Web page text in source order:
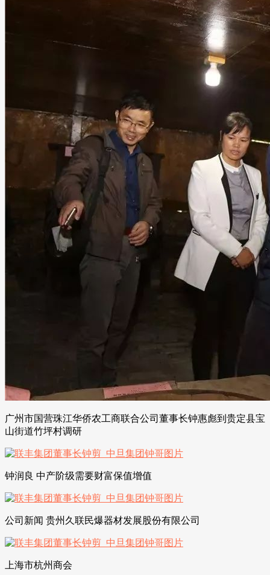
广州市国营珠江华侨农工商联合公司董事长钟惠彪到贵定县宝
山街道竹坪村调研
钟润良 中产阶级需要财富保值增值
公司新闻 贵州久联民爆器材发展股份有限公司
上海市杭州商会